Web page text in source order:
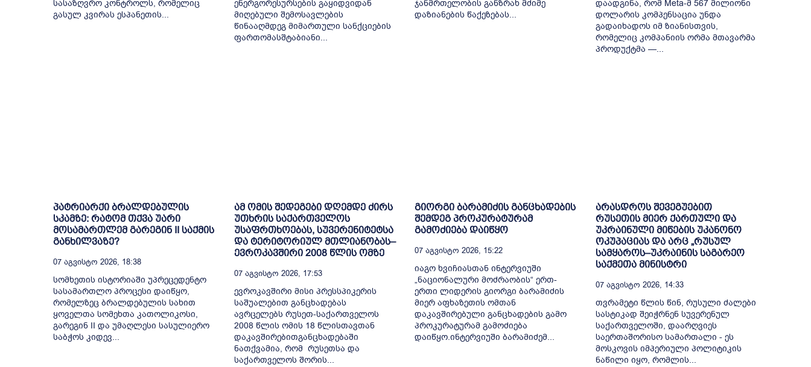
სასაზღვრო კონტროლს, რომელიც
გასულ კვირას ესპანეთის...
ენერგორესურსების გაყიდვიდან
მიღებული შემოსავლების
წინააღმდეგ მიმართული სანქციების
ფართომასშტაბიანი...
ჯანმრთელობის განზრახ მძიმე
დაზიანების წაქეზებას...
დაადგინა, რომ Meta-მ 567 მილიონი
დოლარის კომპენსაცია უნდა
გადაიხადოს იმ ზიანისთვის,
რომელიც კომპანიის ორმა მთავარმა
პროდუქტმა —...
პატრიარქი ბრალდებულის
სკამზე: რატომ თქვა უარი
მოსამართლემ გარეგინ II საქმის
განხილვაზე?
07 Აგვისტო 2026, 18:38
სომხეთის ისტორიაში უპრეცედენტო
სასამართლო პროცესი დაიწყო,
რომელზეც ბრალდებულის სახით
ყოველთა სომეხთა კათოლიკოსი,
გარეგინ II და უმაღლესი სასულიერო
საბჭოს კიდევ...
ამ ომის შედეგები დღემდე ძირს
უთხრის საქართველოს
უსაფრთხოებას, სუვერენიტეტსა
და ტერიტორიულ მთლიანობას–
ევროკავშირი 2008 წლის ომზე
07 Აგვისტო 2026, 17:53
ევროკავშირი მისი პრესსპიკერის
საშუალებით განცხადებას
ავრცელებს რუსეთ-საქართველოს
2008 წლის ომის 18 წლისთავთან
დაკავშირებითგანცხადებაში
ნათქვამია, რომ რუსეთსა და
საქართველოს შორის...
გიორგი ბარამიძის განცხადების
შემდეგ პროკურატურამ
გამოძიება დაიწყო
07 Აგვისტო 2026, 15:22
იაგო ხვიჩიასთან ინტერვიუში
„ნაციონალური მოძრაობის“ ერთ-
ერთი ლიდერის გიორგი ბარამიძის
მიერ აფხაზეთის ომთან
დაკავშირებული განცხადების გამო
პროკურატურამ გამოძიება
დაიწყო.ინტერვიუში ბარამიძემ...
არასდროს შევეგუებით
რუსეთის მიერ ქართული და
უკრაინული მიწების უკანონო
ოკუპაციას და არც „რუსულ
სამყაროს–უკრაინის საგარეო
საქმეთა მინისტრი
07 Აგვისტო 2026, 14:33
თვრამეტი წლის წინ, რუსული ძალები
სასტიკად შეიჭრნენ სუვერენულ
საქართველოში, დაარღვიეს
საერთაშორისო სამართალი - ეს
მოსკოვის იმპერიული პოლიტიკის
ნაწილი იყო, რომლის...